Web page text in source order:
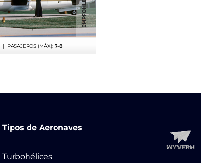
| PASAJEROS (MÁX): 7-8
Tipos de Aeronaves
Turbohélices